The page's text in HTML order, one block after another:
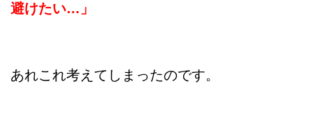
避けたい…」
あれこれ考えてしまったのです。